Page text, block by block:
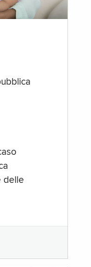
delle